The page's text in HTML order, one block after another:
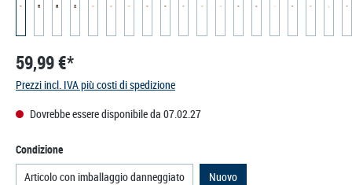
59,99 €*
Prezzi incl. IVA più costi di spedizione
Dovrebbe essere disponibile da 07.02.27
Seleziona
Condizione
Articolo con imballaggio danneggiato
Nuovo